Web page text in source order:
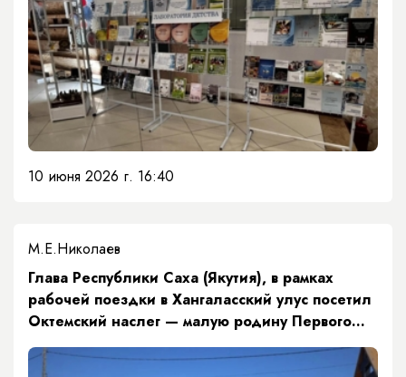
10 июня 2026 г. 16:40
М.Е.Николаев
Глава Республики Саха (Якутия), в рамках
рабочей поездки в Хангаласский улус посетил
Октемский наслег — малую родину Первого
Президента Республики Саха (Якутия)
Михаила Ефимовича Николаева.